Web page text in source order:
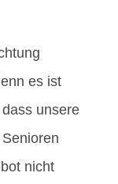
es ist
unsere
nicht